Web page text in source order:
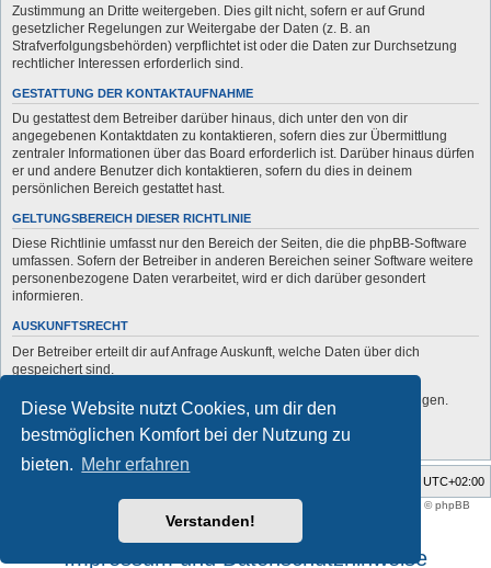
Diese Website nutzt Cookies, um dir den
bestmöglichen Komfort bei der Nutzung zu
bieten. Mehr erfahren
Verstanden!
Zustimmung an Dritte weitergeben. Dies gilt nicht, sofern er auf Grund
gesetzlicher Regelungen zur Weitergabe der Daten (z. B. an
Strafverfolgungsbehörden) verpflichtet ist oder die Daten zur Durchsetzung
rechtlicher Interessen erforderlich sind.
GESTATTUNG DER KONTAKTAUFNAHME
Du gestattest dem Betreiber darüber hinaus, dich unter den von dir
angegebenen Kontaktdaten zu kontaktieren, sofern dies zur Übermittlung
zentraler Informationen über das Board erforderlich ist. Darüber hinaus dürfen
er und andere Benutzer dich kontaktieren, sofern du dies in deinem
persönlichen Bereich gestattet hast.
GELTUNGSBEREICH DIESER RICHTLINIE
Diese Richtlinie umfasst nur den Bereich der Seiten, die die phpBB-Software
umfassen. Sofern der Betreiber in anderen Bereichen seiner Software weitere
personenbezogene Daten verarbeitet, wird er dich darüber gesondert
informieren.
AUSKUNFTSRECHT
Der Betreiber erteilt dir auf Anfrage Auskunft, welche Daten über dich
gespeichert sind.
Du kannst jederzeit die Löschung bzw. Sperrung deiner Daten verlangen.
Kontaktiere hierzu bitte den Betreiber.
UTC+02:00
support forum tricolor phpBB
® Forum Software © phpBB
Limited
Deutsche Übersetzung durch
Impressum und Datenschutzhinweise